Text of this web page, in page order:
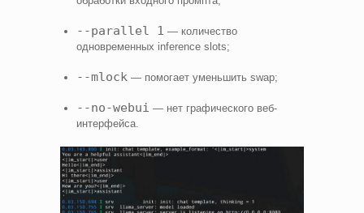
--parallel 1 — количество
одновременных inference slots;
--mlock — помогает уменьшить swap;
--no-webui — нет графического веб-
интерфейса.